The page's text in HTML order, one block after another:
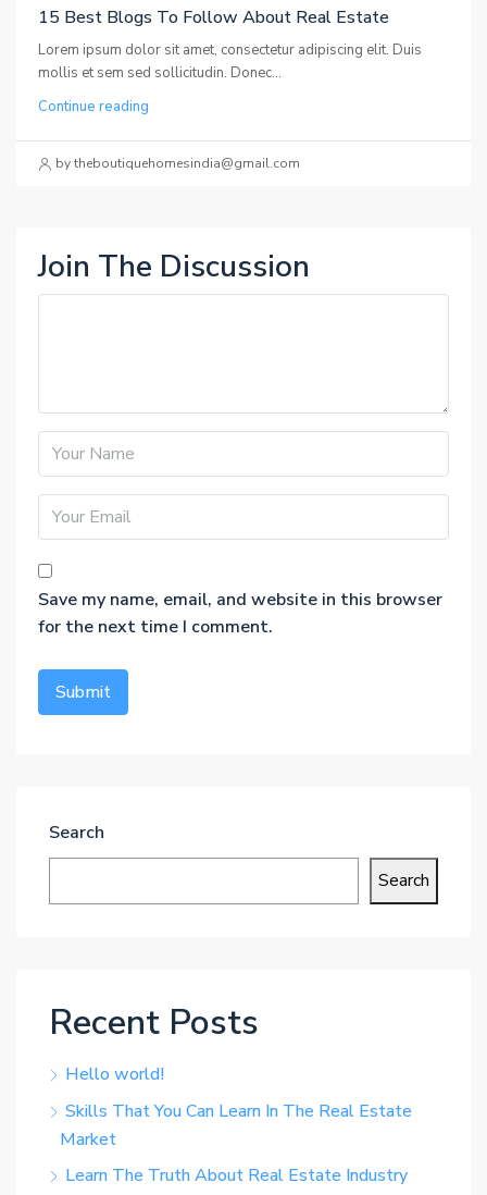
15 Best Blogs To Follow About Real Estate
Lorem ipsum dolor sit amet, consectetur adipiscing elit. Duis
mollis et sem sed sollicitudin. Donec...
Continue reading
by theboutiquehomesindia@gmail.com
Join The Discussion
Save my name, email, and website in this browser
for the next time I comment.
Search
Search
Recent Posts
Hello world!
Skills That You Can Learn In The Real Estate
Market
Learn The Truth About Real Estate Industry